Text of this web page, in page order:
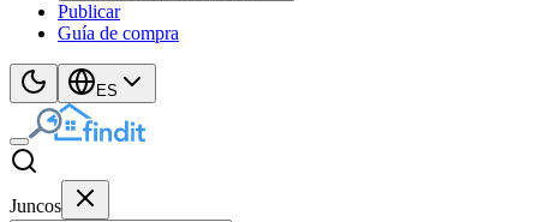
Publicar
Guía de compra
ES
Juncos